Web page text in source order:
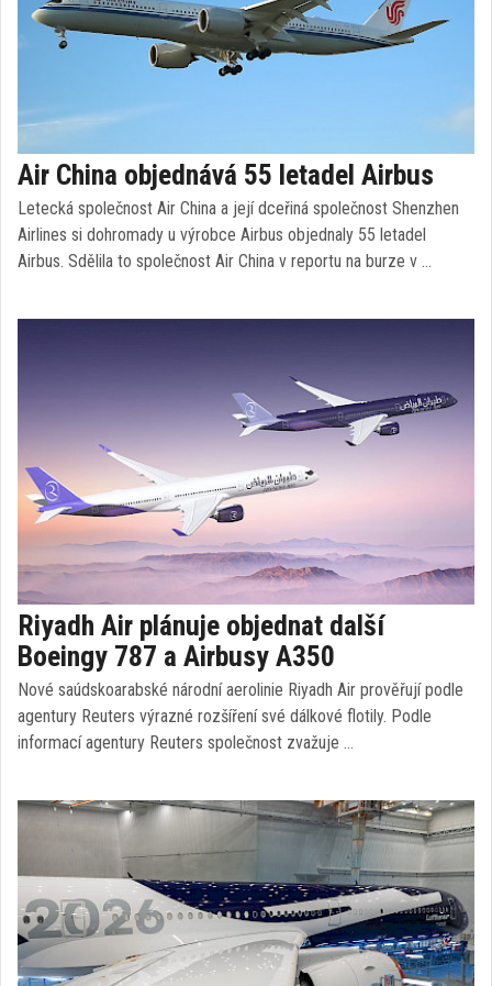
Air China objednává 55 letadel Airbus
Letecká společnost Air China a její dceřiná společnost Shenzhen
Airlines si dohromady u výrobce Airbus objednaly 55 letadel
Airbus. Sdělila to společnost Air China v reportu na burze v …
Riyadh Air plánuje objednat další
Boeingy 787 a Airbusy A350
Nové saúdskoarabské národní aerolinie Riyadh Air prověřují podle
agentury Reuters výrazné rozšíření své dálkové flotily. Podle
informací agentury Reuters společnost zvažuje …